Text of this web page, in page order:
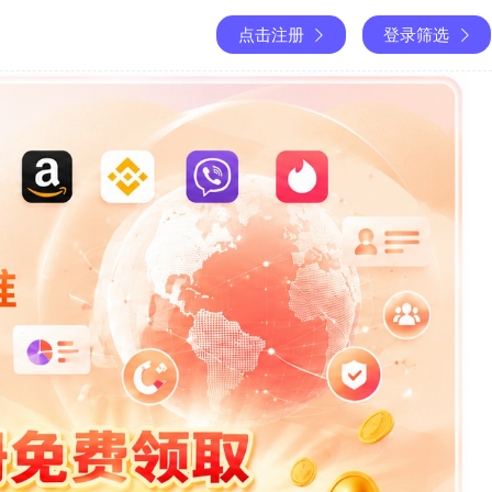
点击注册 登录筛选